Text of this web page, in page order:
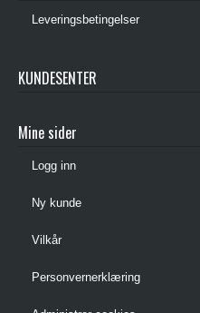
Leveringsbetingelser
KUNDESENTER
Mine sider
Logg inn
Ny kunde
Vilkår
Personvernerklæring